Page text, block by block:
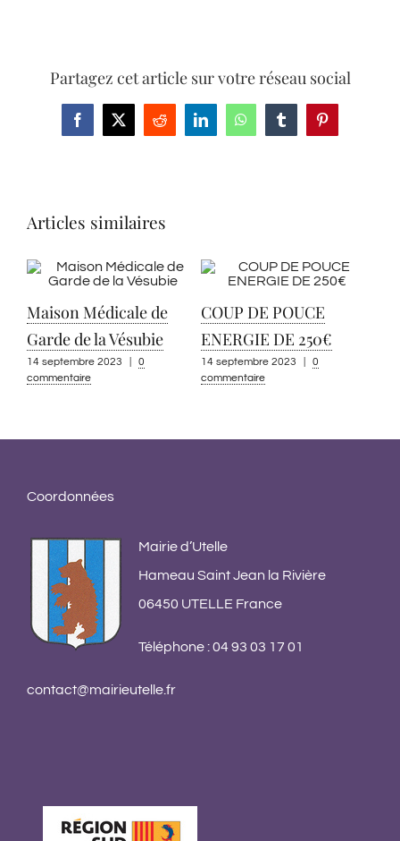
Partagez cet article sur votre réseau social
Facebook
X Reddit LinkedInWhatsAppTumblrPinterest
Articles similaires
Maison Médicale de
Garde de la Vésubie
14 septembre 2023
0
commentaire
COUP DE POUCE
ENERGIE DE 250€
14 septembre 2023
0
commentaire
Coordonnées
Mairie d’Utelle
Hameau Saint Jean la Rivière
06450 UTELLE France
Téléphone : 04 93 03 17 01
contact@mairieutelle.fr